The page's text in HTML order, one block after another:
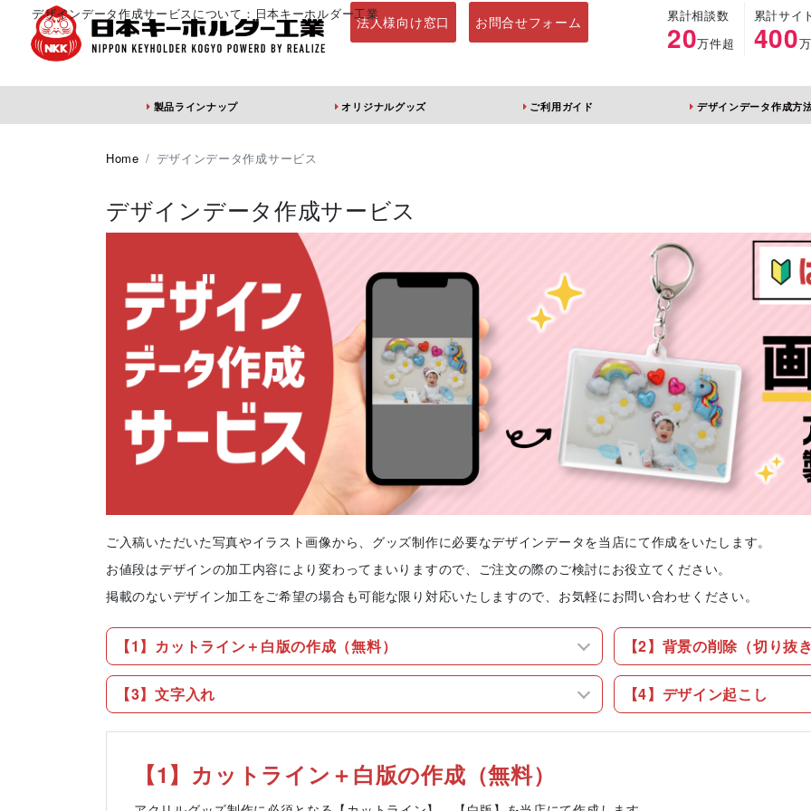
デザインデータ作成サービスについて：日本キーホルダー工業法人様向け窓口 お問合せフォーム 累計相談数
20万件超
累計サイ
400
製品ラインナップ オリジナルグッズ ご利用ガイド デザインデータ作成方
ダー（片面印刷）
ダー（両面印刷）
アンブレラマーカ
ー
アクリルスタン
ド 片面印刷 無
地台座
ふりふりキ
ダー
フレーム付きアク
アクリル色紙
Home デザインデータ作成サービス
デザインデータ作成サービス
ご入稿いただいた写真やイラスト画像から、グッズ制作に必要なデザインデータを当店にて作成をいたします。
お値段はデザインの加工内容により変わってまいりますので、ご注文の際のご検討にお役立てください。
掲載のないデザイン加工をご希望の場合も可能な限り対応いたしますので、お気軽にお問い合わせください。
【1】カットライン＋白版の作成（無料） 【2】背景の削除（切り抜
【3】文字入れ 【4】デザイン起こし
【1】カットライン＋白版の作成（無料）